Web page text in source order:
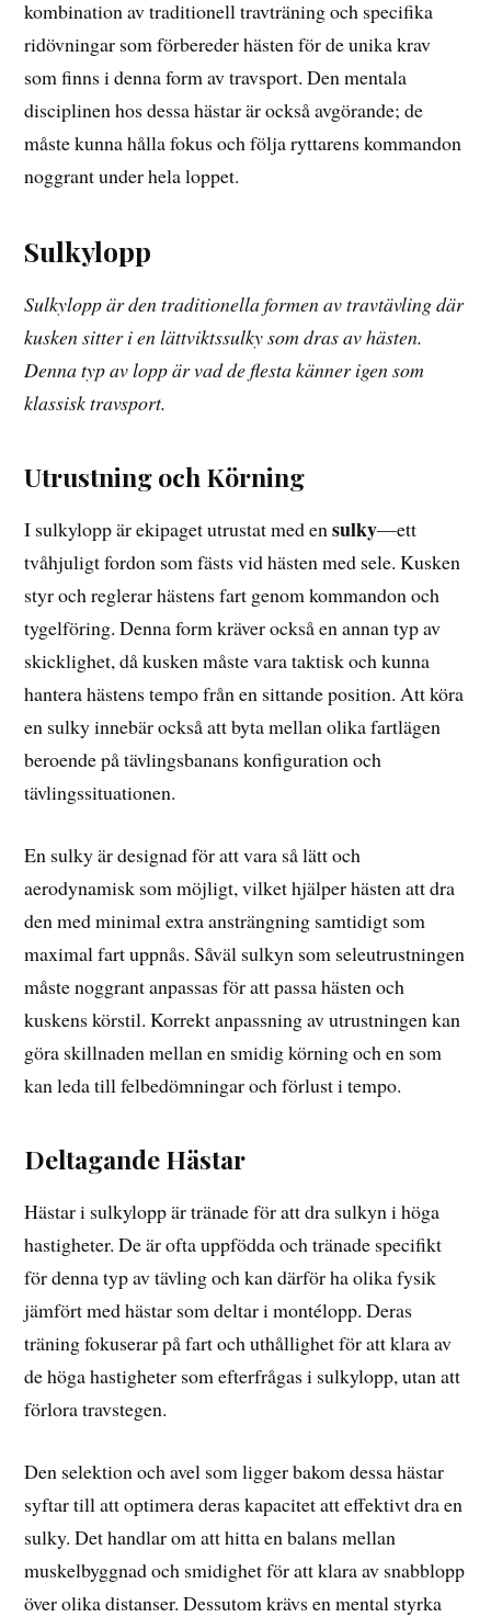
kombination av traditionell travträning och specifika
ridövningar som förbereder hästen för de unika krav
som finns i denna form av travsport. Den mentala
disciplinen hos dessa hästar är också avgörande; de
måste kunna hålla fokus och följa ryttarens kommandon
noggrant under hela loppet.
Sulkylopp
Sulkylopp är den traditionella formen av travtävling där
kusken sitter i en lättviktssulky som dras av hästen.
Denna typ av lopp är vad de flesta känner igen som
klassisk travsport.
Utrustning och Körning
I sulkylopp är ekipaget utrustat med ensulky—ett
tvåhjuligt fordon som fästs vid hästen med sele. Kusken
styr och reglerar hästens fart genom kommandon och
tygelföring. Denna form kräver också en annan typ av
skicklighet, då kusken måste vara taktisk och kunna
hantera hästens tempo från en sittande position. Att köra
en sulky innebär också att byta mellan olika fartlägen
beroende på tävlingsbanans konfiguration och
tävlingssituationen.
En sulky är designad för att vara så lätt och
aerodynamisk som möjligt, vilket hjälper hästen att dra
den med minimal extra ansträngning samtidigt som
maximal fart uppnås. Såväl sulkyn som seleutrustningen
måste noggrant anpassas för att passa hästen och
kuskens körstil. Korrekt anpassning av utrustningen kan
göra skillnaden mellan en smidig körning och en som
kan leda till felbedömningar och förlust i tempo.
Deltagande Hästar
Hästar i sulkylopp är tränade för att dra sulkyn i höga
hastigheter. De är ofta uppfödda och tränade specifikt
för denna typ av tävling och kan därför ha olika fysik
jämfört med hästar som deltar i montélopp. Deras
träning fokuserar på fart och uthållighet för att klara av
de höga hastigheter som efterfrågas i sulkylopp, utan att
förlora travstegen.
Den selektion och avel som ligger bakom dessa hästar
syftar till att optimera deras kapacitet att effektivt dra en
sulky. Det handlar om att hitta en balans mellan
muskelbyggnad och smidighet för att klara av snabblopp
över olika distanser. Dessutom krävs en mental styrka